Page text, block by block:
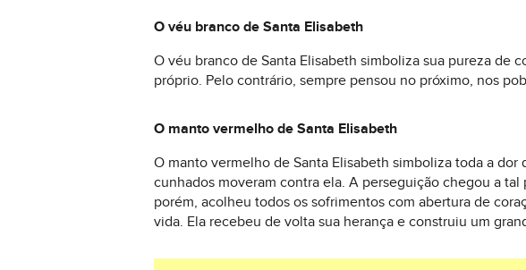
O véu branco de Santa Elisabeth
O véu branco de Santa Elisabeth simboliza sua pureza de
próprio. Pelo contrário, sempre pensou no próximo, nos
O manto vermelho de Santa Elisabeth
O manto vermelho de Santa Elisabeth simboliza toda a
cunhados moveram contra ela. A perseguição chegou a
porém, acolheu todos os sofrimentos com abertura de
vida. Ela recebeu de volta sua herança e construiu um